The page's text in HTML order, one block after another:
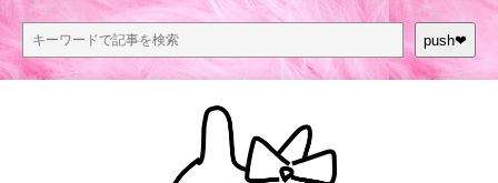
push❤︎